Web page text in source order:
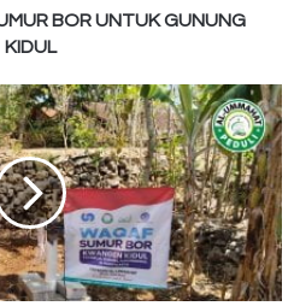
BOR UNTUK GUNUNG
KIDUL